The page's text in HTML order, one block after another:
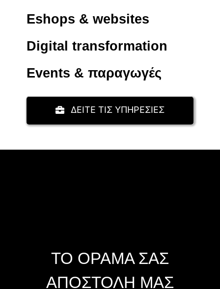
Eshops & websites
Digital transformation
Events & παραγωγές
ΔΕΙΤΕ ΤΙΣ ΥΠΗΡΕΣΙΕΣ
ΤΟ ΟΡΑΜΑ ΣΑΣ
ΑΠΟΣΤΟΛΗ ΜΑΣ